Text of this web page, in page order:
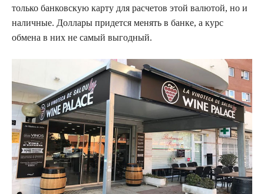
только банковскую карту для расчетов этой валютой, но и
наличные. Доллары придется менять в банке, а курс
обмена в них не самый выгодный.